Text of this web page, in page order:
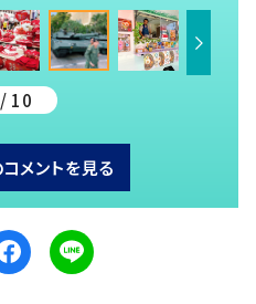
10
メントを見る